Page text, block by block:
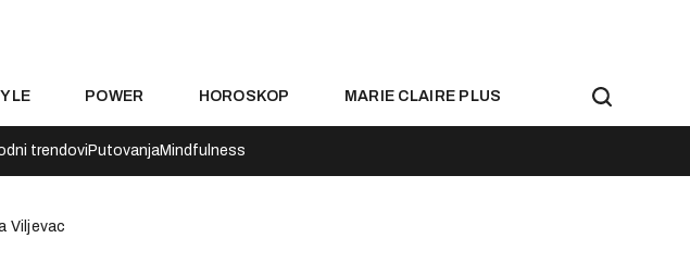
POWER HOROSKOP MARIE CLAIRE PLUS
trendoviPutovanjaMindfulness
Viljevac